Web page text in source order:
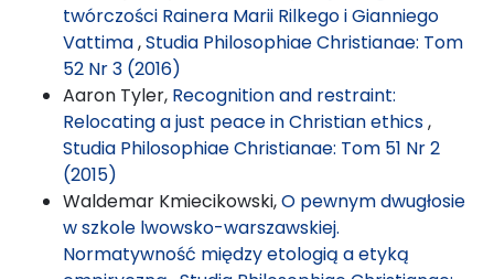
twórczości Rainera Marii Rilkego i Gianniego
Vattima,Studia Philosophiae Christianae: Tom
52 Nr 3 (2016)
Aaron Tyler, Recognition and restraint:
Relocating a just peace in Christian ethics,
Studia Philosophiae Christianae: Tom 51 Nr 2
(2015)
Waldemar Kmiecikowski,O pewnym dwugłosie
w szkole lwowsko-warszawskiej.
Normatywność między etologią a etyką